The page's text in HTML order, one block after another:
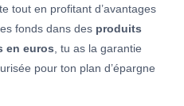
tout en profitant d’avantages
fonds dans des produits
en euros , tu as la garantie
pour ton plan d’épargne